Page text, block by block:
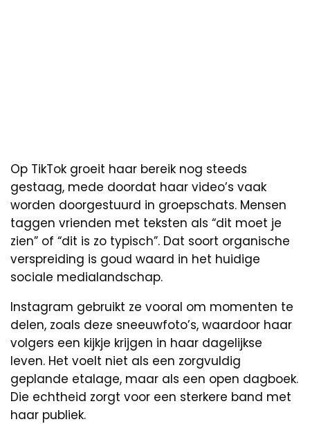
Op TikTok groeit haar bereik nog steeds
gestaag, mede doordat haar video’s vaak
worden doorgestuurd in groepschats. Mensen
taggen vrienden met teksten als “dit moet je
zien” of “dit is zo typisch”. Dat soort organische
verspreiding is goud waard in het huidige
sociale medialandschap.
Instagram gebruikt ze vooral om momenten te
delen, zoals deze sneeuwfoto’s, waardoor haar
volgers een kijkje krijgen in haar dagelijkse
leven. Het voelt niet als een zorgvuldig
geplande etalage, maar als een open dagboek.
Die echtheid zorgt voor een sterkere band met
haar publiek.